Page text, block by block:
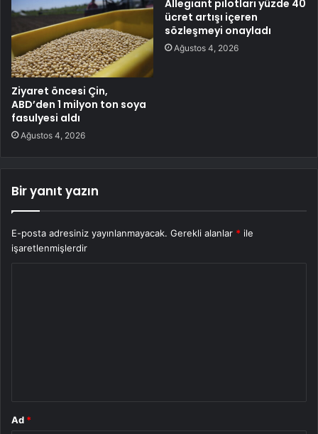
Ziyaret öncesi Çin,
ABD’den 1 milyon ton soya
fasulyesi aldı
Ağustos 4, 2026
Allegiant pilotları yüzde 40
ücret artışı içeren
sözleşmeyi onayladı
Ağustos 4, 2026
Bir yanıt yazın
E-posta adresiniz yayınlanmayacak. Gerekli alanlar * ile
işaretlenmişlerdir
Ad *